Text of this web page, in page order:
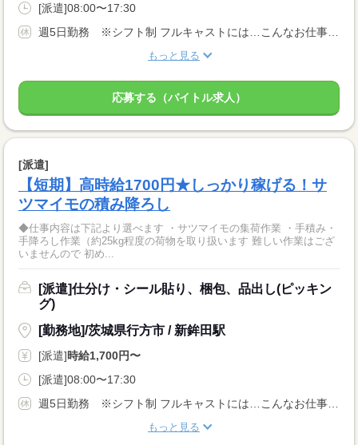
[派遣]08:00〜17:30
週5日勤務 ※シフト制 フルキャストには…こんなお仕事も！ ↓ 午前のみ・午後のみも可能！ 早朝・夜勤のお仕事もあります！
もっと見る
応募する（バイトル求人）
[派遣]
【短期】高時給1700円★しっかり稼げる！サ
ツマイモの積み降ろし
◆仕事内容は下記より選べます ・サツマイモの集荷作業 ・手積み・
手降ろし作業（約25kg程度の荷物を取り扱います 難しい作業はござ
いませんので 初め...
[派遣]仕分け・シール貼り、梱包、品出し(ピッキン
グ)
[勤務地]/茨城県行方市 / 新鉾田駅
[派遣]時給1,700円〜
[派遣]08:00〜17:30
週5日勤務 ※シフト制 フルキャストには…こんなお仕事も！ ↓ 午前のみ・午後のみも可能！ 早朝・夜勤のお仕事もあります！
もっと見る